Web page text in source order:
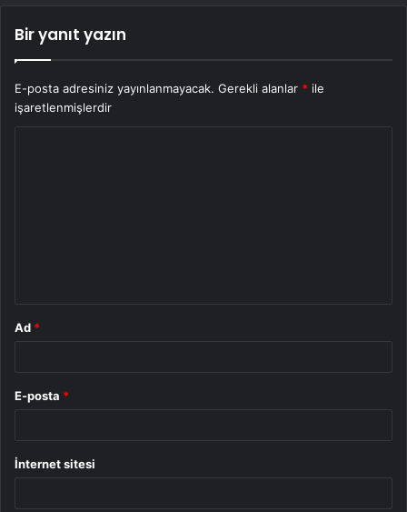
Bir yanıt yazın
E-posta adresiniz yayınlanmayacak. Gerekli alanlar * ile
işaretlenmişlerdir
Ad *
E-posta *
İnternet sitesi